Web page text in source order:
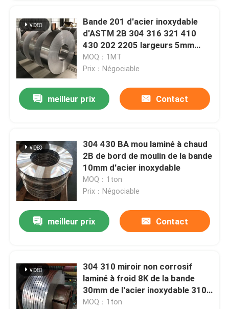
Bande 201 d'acier inoxydable
d'ASTM 2B 304 316 321 410
430 202 2205 largeurs 5mm
7mm
MOQ：1MT
Prix：Négociable
meilleur prix Contact
304 430 BA mou laminé à chaud
2B de bord de moulin de la bande
10mm d'acier inoxydable
MOQ：1ton
Prix：Négociable
meilleur prix Contact
304 310 miroir non corrosif
laminé à froid 8K de la bande
30mm de l'acier inoxydable 310s
430
MOQ：1ton